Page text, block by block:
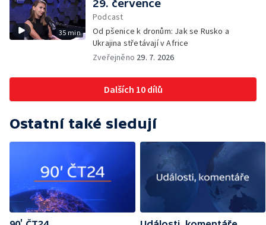
35 min
29. července
Podcast
Od pšenice k dronům: Jak se Rusko a
Ukrajina střetávají v Africe
Zveřejněno 29. 7. 2026
Dalších 10 dílů
Ostatní také sledují